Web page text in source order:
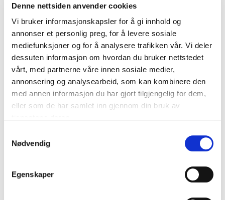
Denne nettsiden anvender cookies
Vi bruker informasjonskapsler for å gi innhold og
annonser et personlig preg, for å levere sosiale
mediefunksjoner og for å analysere trafikken vår. Vi deler
dessuten informasjon om hvordan du bruker nettstedet
vårt, med partnerne våre innen sosiale medier,
annonsering og analysearbeid, som kan kombinere den
med annen informasjon du har gjort tilgjengelig for dem,
eller som de har samlet inn gjennom din bruk av
Nødvendig
Egenskaper
er merket med*